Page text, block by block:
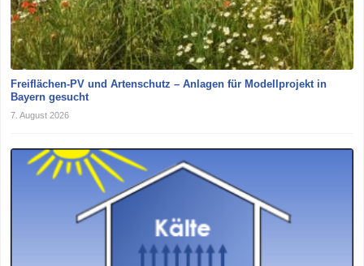
Freiflächen-PV und Artenschutz – Anlagen für Modellprojekt in
Bayern gesucht
7. August 2026